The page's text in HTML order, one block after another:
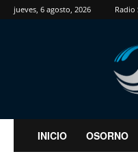
jueves, 6 agosto, 2026 Radio
INICIO OSORNO